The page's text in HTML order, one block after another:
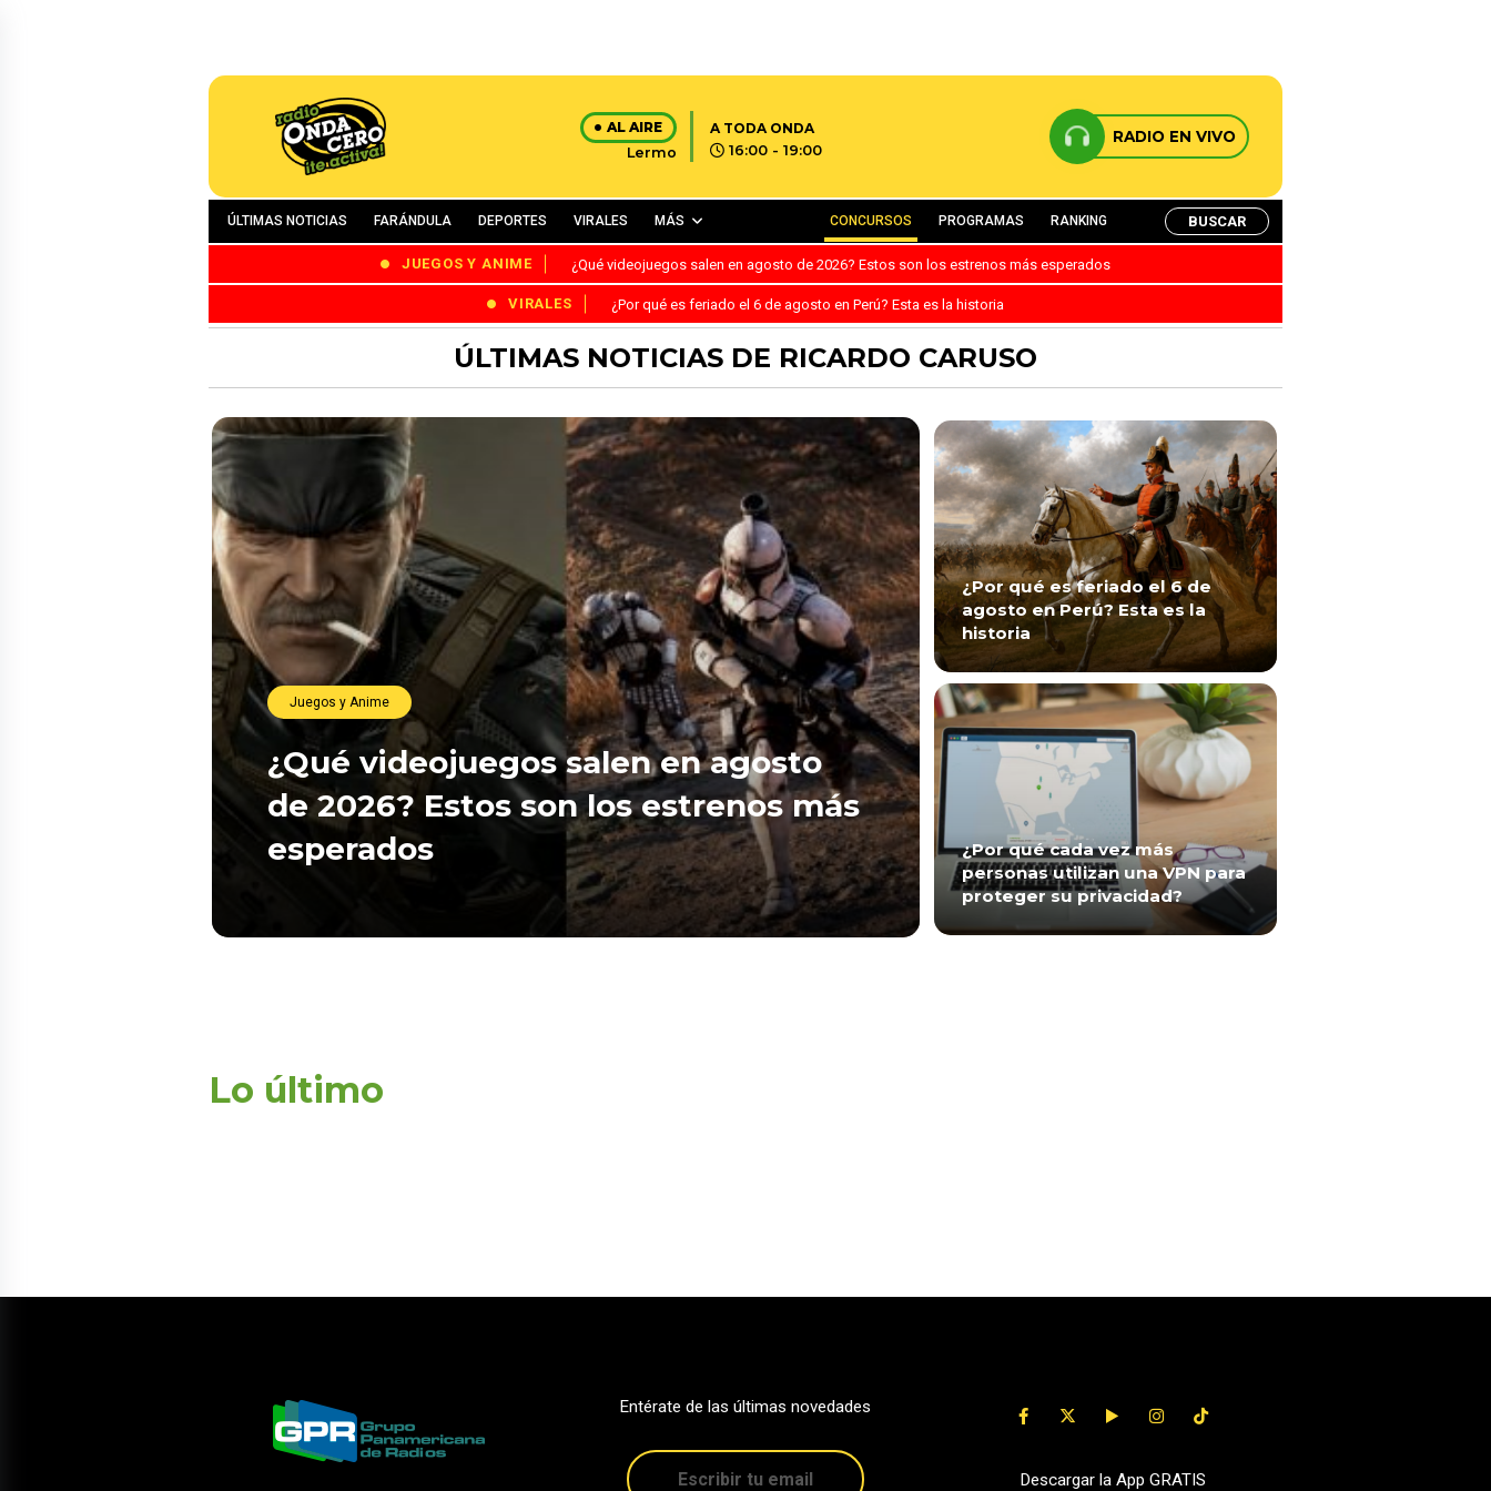
AL AIRE
Lermo
A TODA ONDA
16:00 - 19:00
RADIO EN VIVO
ÚLTIMAS NOTICIAS FARÁNDULA DEPORTES VIRALES MÁS CONCURSOS PROGRAMAS RANKING BUSCAR
JUEGOS Y ANIME ¿Qué videojuegos salen en agosto de 2026? Estos son los estrenos más esperados
VIRALES ¿Por qué es feriado el 6 de agosto en Perú? Esta es la historia
ÚLTIMAS NOTICIAS DE RICARDO CARUSO
Juegos y Anime
¿Qué videojuegos salen en agosto
de 2026? Estos son los estrenos más
esperados
¿Por qué es feriado el 6 de
agosto en Perú? Esta es la
historia
¿Por qué cada vez más
personas utilizan una VPN para
proteger su privacidad?
Lo último
Entérate de las últimas novedades
Descargar la App GRATIS